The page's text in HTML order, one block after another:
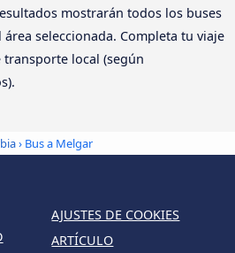
mostrarán todos los buses
seleccionada. Completa tu viaje
local (según
› Bus a Melgar
AJUSTES DE COOKIES
ARTÍCULO